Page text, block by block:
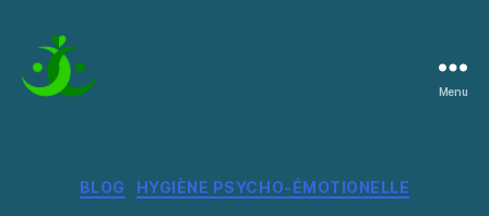
l'Instant
Menu
Catégories
BLOG HYGIÈNE PSYCHO-ÉMOTIONELLE